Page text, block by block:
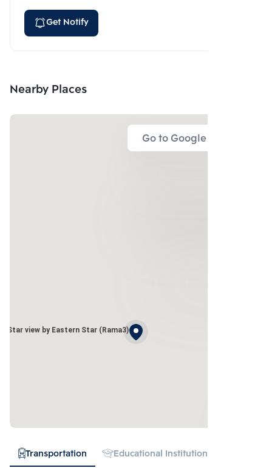
Get Notify
Nearby Places
Go to Google Map
Star view by Eastern Star (Rama3)
Transportation Educational Institution